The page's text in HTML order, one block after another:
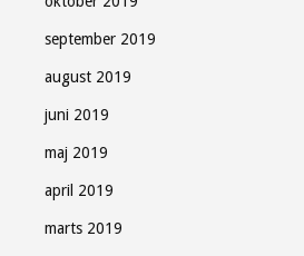
september 2019
august 2019
juni 2019
maj 2019
april 2019
marts 2019